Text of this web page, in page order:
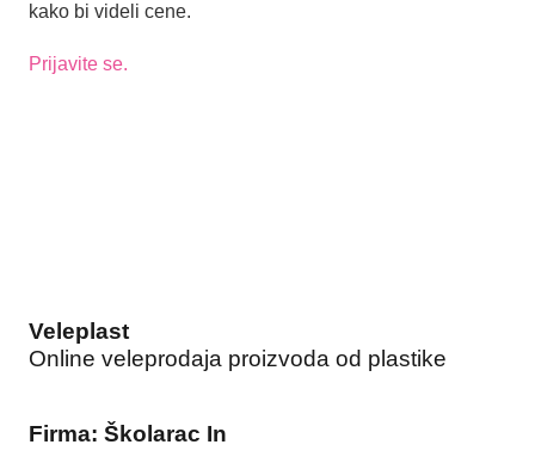
kako bi videli cene.
Prijavite se.
Veleplast
Online veleprodaja proizvoda od plastike
Firma: Školarac In